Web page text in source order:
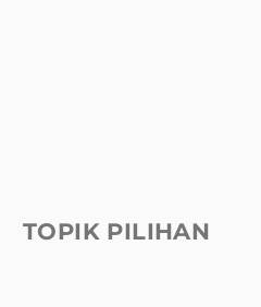
TOPIK PILIHAN